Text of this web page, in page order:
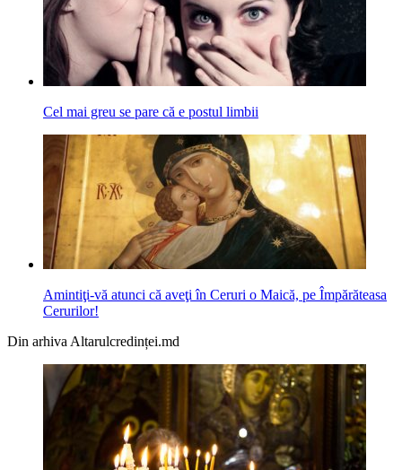
Cel mai greu se pare că e postul limbii
Amintiţi-vă atunci că aveţi în Ceruri o Maică, pe Împărăteasa
Cerurilor!
Din arhiva Altarulcredinței.md